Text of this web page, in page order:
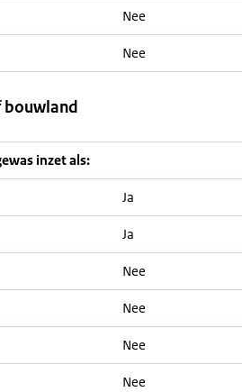
Nee
Nee
bouwland
inzet als:
Ja
Ja
Nee
Nee
Nee
Nee